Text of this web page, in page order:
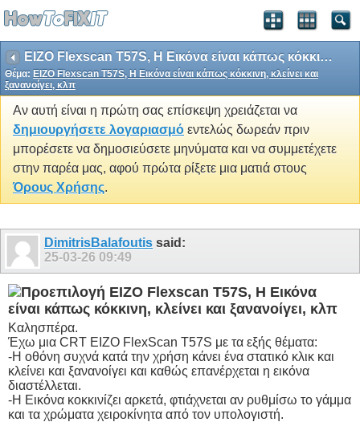
EIZO Flexscan T57S, Η Εικόνα είναι κάπως κόκκινη, κλείνει και ξανανοίγει, κλπ
Θέμα: EIZO Flexscan T57S, Η Εικόνα είναι κάπως κόκκινη, κλείνει και
ξανανοίγει, κλπ
Αν αυτή είναι η πρώτη σας επίσκεψη χρειάζεται να
δημιουργήσετε λογαριασμό εντελώς δωρεάν πριν
μπορέσετε να δημοσιεύσετε μηνύματα και να συμμετέχετε
στην παρέα μας, αφού πρώτα ρίξετε μια ματιά στους
Όρους Χρήσης.
DimitrisBalafoutis said:
25-03-26 09:49
EIZO Flexscan T57S, Η Εικόνα
είναι κάπως κόκκινη, κλείνει και ξανανοίγει, κλπ
Καλησπέρα.
Έχω μια CRT EIZO FlexScan T57S με τα εξής θέματα:
-Η οθόνη συχνά κατά την χρήση κάνει ένα στατικό κλικ και
κλείνει και ξανανοίγει και καθώς επανέρχεται η εικόνα
διαστέλλεται.
-Η Εικόνα κοκκινίζει αρκετά, φτιάχνεται αν ρυθμίσω το γάμμα
και τα χρώματα χειροκίνητα από τον υπολογιστή.